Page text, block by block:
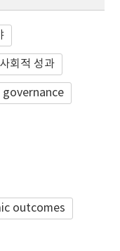
사회적 성과
outcomes